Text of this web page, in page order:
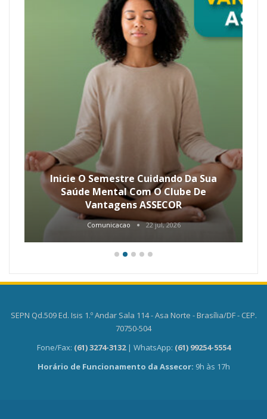
Inicie O Semestre Cuidando Da Sua
Saúde Mental Com O Clube De
Vantagens ASSECOR
Comunicacao 22 jul, 2026
SEPN Qd.509 Ed. Isis 1.º Andar Sala 114 - Asa Norte - Brasília/DF - CEP.
70750-504
Fone/Fax: (61) 3274-3132 | WhatsApp: (61) 99254-5554
Horário de Funcionamento da Assecor: 9h às 17h